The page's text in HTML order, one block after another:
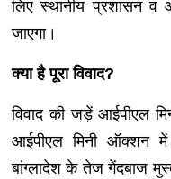
लिए स्थानीय प्रशासन व
जाएगा।
क्या है पूरा विवाद?
विवाद की जड़ें आईपीएल
आईपीएल मिनी ऑक्शन में
बांग्लादेश के तेज गेंदबाज